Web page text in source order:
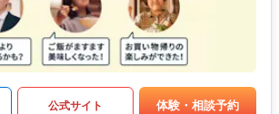
公式サイト 体験・相談予約